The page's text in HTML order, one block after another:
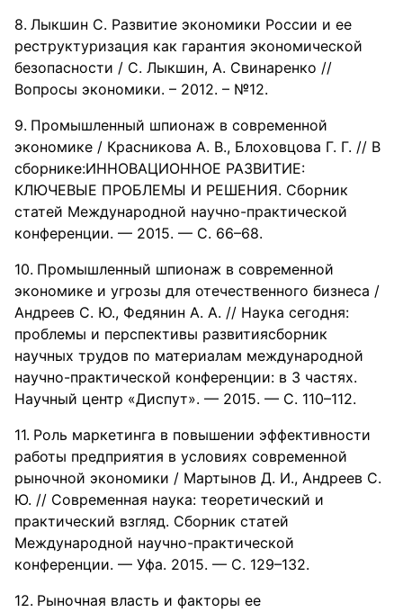
Лыкшин С. Развитие экономики России и ее
реструктуризация как гарантия экономической
безопасности / С. Лыкшин, А. Свинаренко //
Вопросы экономики. – 2012. – №12.
Промышленный шпионаж в современной
экономике / Красникова А. В., Блоховцова Г. Г. // В
сборнике:ИННОВАЦИОННОЕ РАЗВИТИЕ:
КЛЮЧЕВЫЕ ПРОБЛЕМЫ И РЕШЕНИЯ. Сборник
статей Международной научно-практической
конференции. — 2015. — С. 66–68.
Промышленный шпионаж в современной
экономике и угрозы для отечественного бизнеса /
Андреев С. Ю., Федянин А. А. // Наука сегодня:
проблемы и перспективы развитиясборник
научных трудов по материалам международной
научно-практической конференции: в 3 частях.
Научный центр «Диспут». — 2015. — С. 110–112.
Роль маркетинга в повышении эффективности
работы предприятия в условиях современной
рыночной экономики / Мартынов Д. И., Андреев С.
Ю. // Современная наука: теоретический и
практический взгляд. Сборник статей
Международной научно-практической
конференции. — Уфа. 2015. — С. 129–132.
Рыночная власть и факторы ее